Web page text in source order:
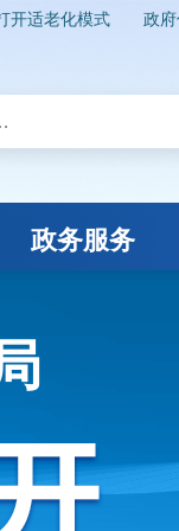
开适老化模式 政
政务服务